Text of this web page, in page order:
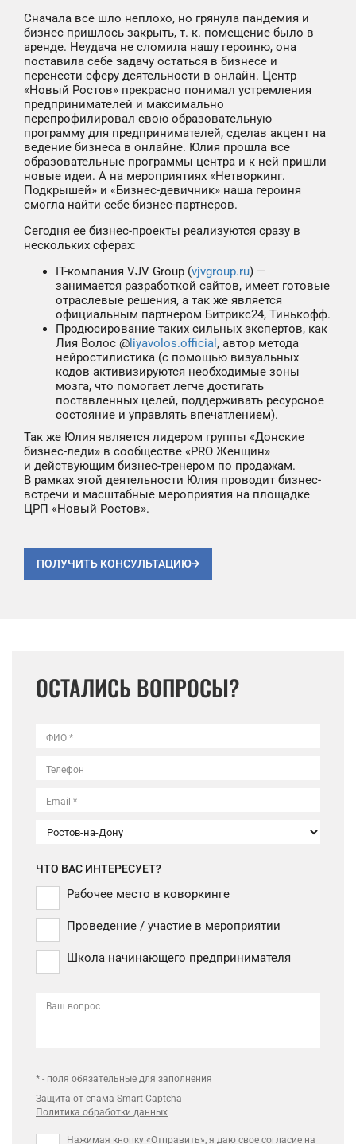
Сначала все шло неплохо, но грянула пандемия и
бизнес пришлось закрыть, т. к. помещение было в
аренде. Неудача не сломила нашу героиню, она
поставила себе задачу остаться в бизнесе и
перенести сферу деятельности в онлайн. Центр
«Новый Ростов» прекрасно понимал устремления
предпринимателей и максимально
перепрофилировал свою образовательную
программу для предпринимателей, сделав акцент на
ведение бизнеса в онлайне. Юлия прошла все
образовательные программы центра и к ней пришли
новые идеи. А на мероприятиях «Нетворкинг.
Подкрышей» и «Бизнес-девичник» наша героиня
смогла найти себе бизнес-партнеров.
Сегодня ее бизнес-проекты реализуются сразу в
нескольких сферах:
IT-компания VJV Group (vjvgroup.ru) —
занимается разработкой сайтов, имеет готовые
отраслевые решения, а так же является
официальным партнером Битрикс24, Тинькофф.
Продюсирование таких сильных экспертов, как
Лия Волос @ liyavolos.official , автор метода
нейростилистика (с помощью визуальных
кодов активизируются необходимые зоны
мозга, что помогает легче достигать
поставленных целей, поддерживать ресурсное
состояние и управлять впечатлением).
Так же Юлия является лидером группы «Донские
бизнес-леди» в сообществе «PRO Женщин»
и действующим бизнес-тренером по продажам.
В рамках этой деятельности Юлия проводит бизнес-
встречи и масштабные мероприятия на площадке
ЦРП «Новый Ростов».
ПОЛУЧИТЬ КОНСУЛЬТАЦИЮ
ОСТАЛИСЬ ВОПРОСЫ?
ФИО *
Телефон
Email *
ЧТО ВАС ИНТЕРЕСУЕТ?
Рабочее место в коворкинге
Проведение / участие в мероприятии
Школа начинающего предпринимателя
Ваш вопрос
* - поля обязательные для заполнения
Защита от спама Smart Captcha
Политика обработки данных
Нажимая кнопку «Отправить», я даю свое согласие на